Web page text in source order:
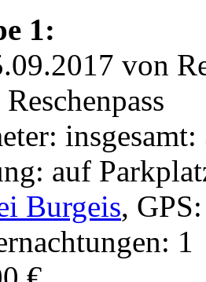
1:
von
auf
Burgeis,
1